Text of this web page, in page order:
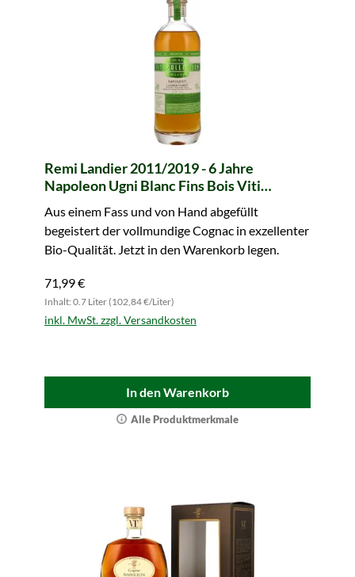
Remi Landier 2011/2019 - 6 Jahre
Napoleon Ugni Blanc Fins Bois Viti
Aus einem Fass und von Hand abgefüllt
begeistert der vollmundige Cognac in exzellenter
Bio-Qualität. Jetzt in den Warenkorb legen.
71,99 €
Inhalt: 0.7 Liter (102,84 €/Liter)
inkl. MwSt. zzgl. Versandkosten
In den Warenkorb
Alle Produktmerkmale